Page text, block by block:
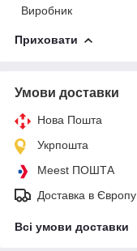
Виробник
Приховати
Умови доставки
Нова Пошта
Укрпошта
Meest ПОШТА
Доставка в Європу
Всі умови доставки